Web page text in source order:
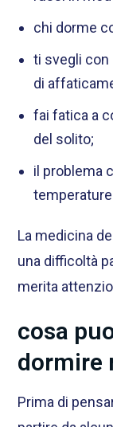
chi dorme
ti svegli con
di
fai fatica a
del solito;
il problema
La medicina
una difficoltà
merita
cosa
dormire
Prima di